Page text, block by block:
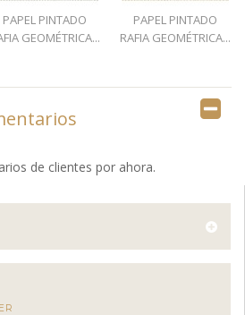
PAPEL PINTADO
GEOMÉTRICA...
PAPEL PINTADO
RAFIA GEOMÉTRICA...
de clientes por ahora.